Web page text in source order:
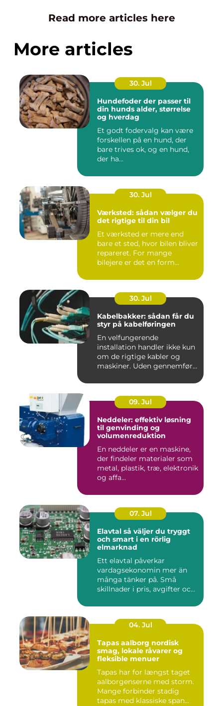
Read more articles here
More articles
30. Jul
Hundefoder der passer til
din hunds alder, størrelse
og hverdag
Et godt fodervalg kan være
forskellen på en hund, der
bare trives ok, og en hund,
der ha...
30. Jul
Værksted: sådan vælger du
det rigtige til din bil
Et værksted er mere end
bare et sted, hvor bilen bliver
repareret. For mange
bilejere er det en form...
30. Jul
Kabelbakker: sådan får du
styr på kabelføringen
En velfungerende
installation handler ikke kun
om de rigtige kabler og
maskiner. Uden gennemført
09. Jul
Neddeler: effektiv løsning
til genvinding og
volumenreduktion
En neddeler er en maskine,
der findeler materialer som
metal, plastik, træ, elektronik
og affa...
07. Jul
Elavtal så väljer du tryggt
och smart i en rörlig
elmarknad
Ett elavtal påverkar
vardagsekonomin mer än
många tänker på. Små
skillnader i pris, avgifter och
04. Jul
Tapas aalborg nordisk
smag, lokale råvarer og
fleksible menuer
Tapas har for længst taget
aalborgenserne med storm.
Mange forbinder stadig
tapas med klassiske span...